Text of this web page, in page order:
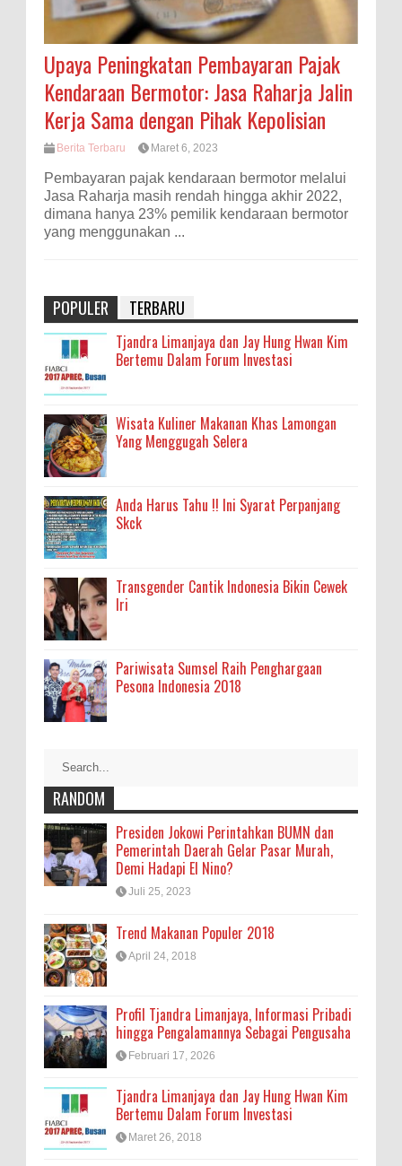
Upaya Peningkatan Pembayaran Pajak
Kendaraan Bermotor: Jasa Raharja Jalin
Kerja Sama dengan Pihak Kepolisian
Berita Terbaru Maret 6, 2023
Pembayaran pajak kendaraan bermotor melalui
Jasa Raharja masih rendah hingga akhir 2022,
dimana hanya 23% pemilik kendaraan bermotor
yang menggunakan ...
POPULER TERBARU
Tjandra Limanjaya dan Jay Hung Hwan Kim
Bertemu Dalam Forum Investasi
Wisata Kuliner Makanan Khas Lamongan
Yang Menggugah Selera
Anda Harus Tahu !! Ini Syarat Perpanjang
Skck
Transgender Cantik Indonesia Bikin Cewek
Iri
Pariwisata Sumsel Raih Penghargaan
Pesona Indonesia 2018
RANDOM
Presiden Jokowi Perintahkan BUMN dan
Pemerintah Daerah Gelar Pasar Murah,
Demi Hadapi El Nino?
Juli 25, 2023
Trend Makanan Populer 2018
April 24, 2018
Profil Tjandra Limanjaya, Informasi Pribadi
hingga Pengalamannya Sebagai Pengusaha
Februari 17, 2026
Tjandra Limanjaya dan Jay Hung Hwan Kim
Bertemu Dalam Forum Investasi
Maret 26, 2018